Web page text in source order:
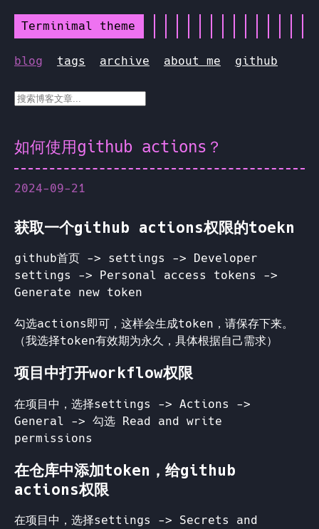
Terminimal theme
blog tags archive about me github
如何使用github actions？
2024-09-21
获取一个github actions权限的toekn
github首页 -> settings -> Developer
settings -> Personal access tokens ->
Generate new token
勾选actions即可，这样会生成token，请保存下来。
（我选择token有效期为永久，具体根据自己需求）
项目中打开workflow权限
在项目中，选择settings -> Actions ->
General -> 勾选 Read and write
permissions
在仓库中添加token，给github
actions权限
在项目中，选择settings -> Secrets and